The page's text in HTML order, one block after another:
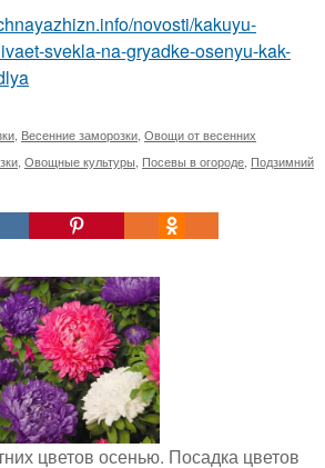
novosti/kakuyu-
svekla-na-gryadke-osenyu-kak-
Весенние заморозки Овощи от весенних
Овощные культуры Посевы в огороде Подзимний
цветов осенью. Посадка цветов